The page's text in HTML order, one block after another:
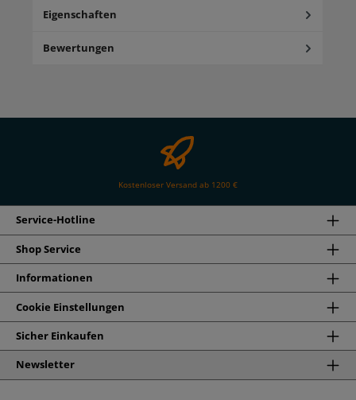
Eigenschaften
Bewertungen
Kostenloser Versand ab 1200 €
Service-Hotline
Shop Service
Informationen
Cookie Einstellungen
Sicher Einkaufen
Newsletter